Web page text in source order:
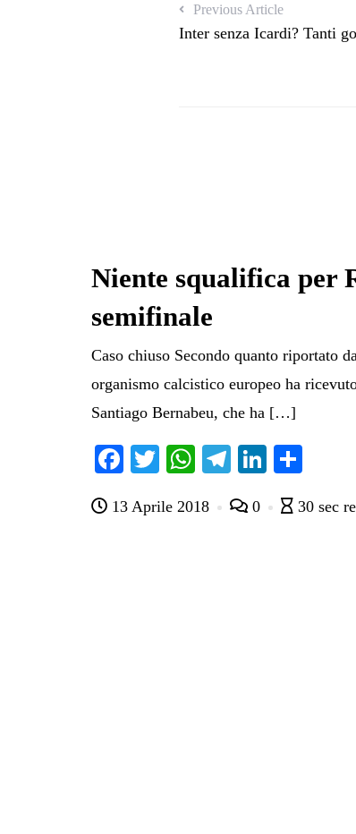
Previous Article
Inter senza Icardi? Tanti
Niente squalifica per
semifinale
Caso chiuso Secondo quanto riportato
organismo calcistico europeo ha
Santiago Bernabeu, che ha […]
Fa
bo
T
tte
W
ts
Te
gr
Li
ed di
13 Aprile 2018 0 30 sec